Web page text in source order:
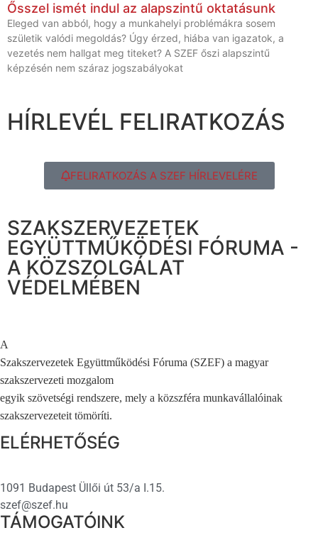
Ősszel ismét indul az alapszintű oktatásunk
Eleged van abból, hogy a munkahelyi problémákra sosem
születik valódi megoldás? Úgy érzed, hiába van igazatok, a
vezetés nem hallgat meg titeket? A SZEF őszi alapszintű
képzésén nem száraz jogszabályokat
HÍRLEVÉL FELIRATKOZÁS
FELIRATKOZÁS A SZEF HÍRLEVELÉRE
SZAKSZERVEZETEK
EGYÜTTMŰKÖDÉSI FÓRUMA -
A KÖZSZOLGÁLAT
VÉDELMÉBEN
A
Szakszervezetek Együttműködési Fóruma (SZEF) a magyar
szakszervezeti mozgalom
egyik szövetségi rendszere, mely a közszféra munkavállalóinak
szakszervezeteit tömöríti.
ELÉRHETŐSÉG
1091 Budapest Üllői út 53/a I.15.
szef@szef.hu
TÁMOGATÓINK